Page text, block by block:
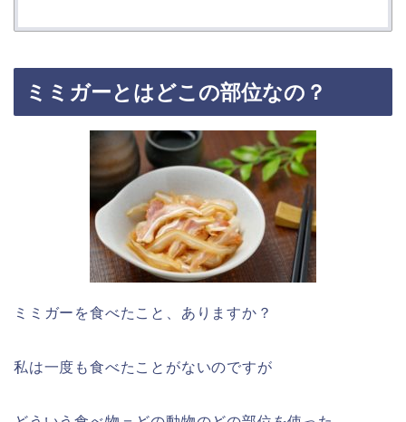
ミミガーとはどこの部位なの？
ミミガーを食べたこと、ありますか？
私は一度も食べたことがないのですが